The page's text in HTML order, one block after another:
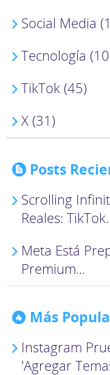
Social Media
Tecnología
TikTok (45)
X (31)
Posts
Scrolling
Reales:
Meta Está
Premium...
Más
Instagram
'Agregar